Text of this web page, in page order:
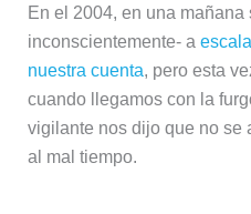
En el 2004, en una
inconscientemente- a
nuestra cuenta, pero esta
cuando llegamos con la
vigilante nos dijo que no se
al mal tiempo.